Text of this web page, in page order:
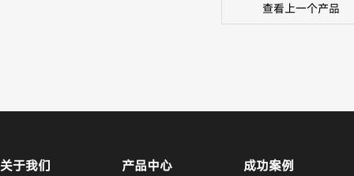
查看上一个产品
关于我们 产品中心 成功案例